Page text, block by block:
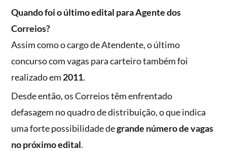
Quando foi o último edital para Agente dos
Correios?
Assim como o cargo de Atendente, o último
concurso com vagas para carteiro também foi
realizado em 2011.
Desde então, os Correios têm enfrentado
defasagem no quadro de distribuição, o que indica
uma forte possibilidade degrande número de vagas
no próximo edital.